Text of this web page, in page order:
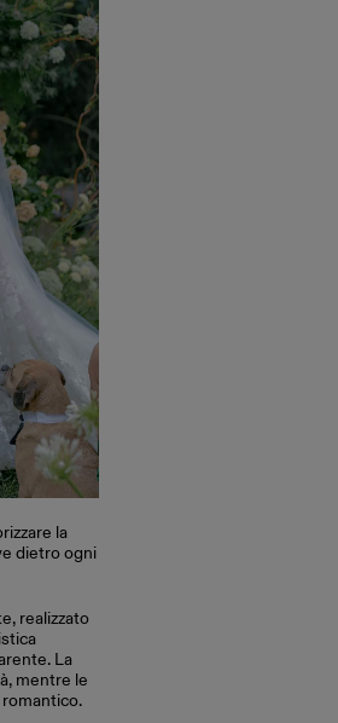
la
dietro ogni
realizzato
La
mentre le